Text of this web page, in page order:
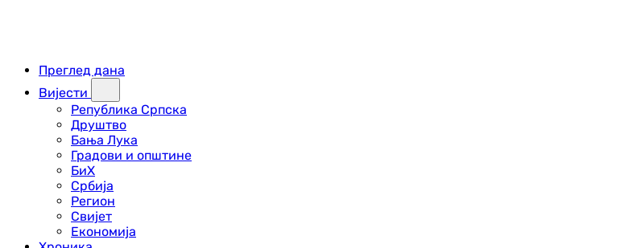
Преглед дана
Вијести
Република Српска
Друштво
Бања Лука
Градови и општине
БиХ
Србија
Регион
Свијет
Економија